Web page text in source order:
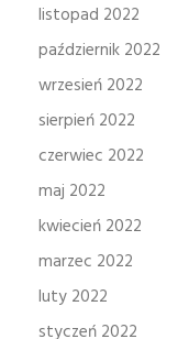
listopad 2022
październik 2022
wrzesień 2022
sierpień 2022
czerwiec 2022
maj 2022
kwiecień 2022
marzec 2022
luty 2022
styczeń 2022